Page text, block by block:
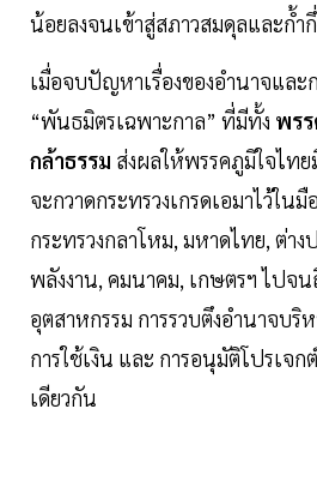
น้อยลงจนเข้าสู่สภาวสมดุลและก้ำ
เมื่อจบปัญหาเรื่องของอำนาจและ
“พันธมิตรเฉพาะกาล” ที่มีทั้ง พร
กล้าธรรม ส่งผลให้พรรคภูมิใจไท
จะกวาดกระทรวงเกรดเอมาไว้ใน
กระทรวงกลาโหม, มหาดไทย, ต่า
พลังงาน, คมนาคม, เกษตรฯ ไปจน
อุตสาหกรรม การรวบตึงอำนาจบริ
การใช้เงิน และ การอนุมัติโปรเจ
เดียวกัน